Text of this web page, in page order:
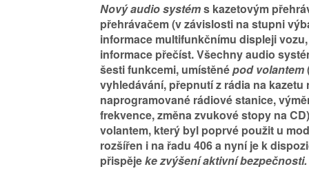
Nový audio systéms kazetovým
přehrávačem (v závislosti na stupni
informace multifunkčnímu displeji
informace přečíst. Všechny audio
šesti funkcemi, umístěnépod volantem
vyhledávání, přepnutí z rádia na kazetu
naprogramované rádiové stanice,
frekvence, změna zvukové stopy na
volantem, který byl poprvé použit u
rozšířen i na řadu 406 a nyní je k
přispějeke zvýšení aktivní bezpečnosti.